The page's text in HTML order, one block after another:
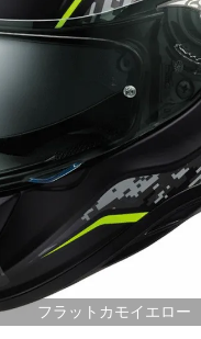
フラットカモイエロー